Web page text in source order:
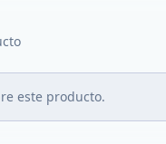
este producto.